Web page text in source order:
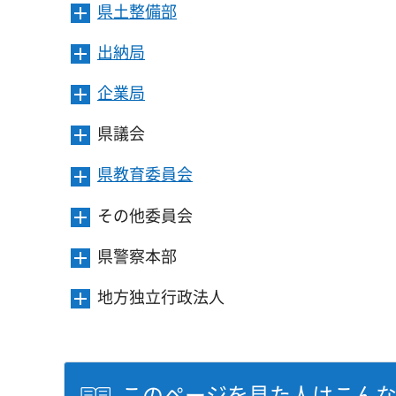
ま
す
き
ま
す
を
開
き
ま
す
ュ
ー
を
開
き
ま
す
メ
ュ
ー
を
開
き
ま
す
県土整備部
メ
ュ
ー
を
開
き
ま
す
出納局
メ
ュ
ー
を
開
き
ま
す
企業局
メ
ュ
ー
を
開
き
ま
す
県議会
メ
ュ
ー
を
開
き
県教育委員会
メ
ュ
ー
を
その他委員会
メ
ュ
開
県警察本部
メ
ー
を
地方独立行政法人